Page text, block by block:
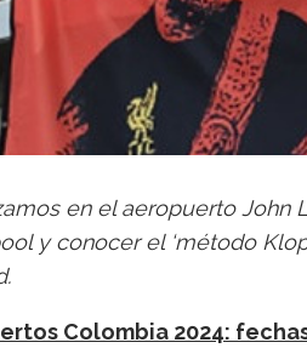
en el aeropuerto John
y conocer el ‘método
Colombia 2024: